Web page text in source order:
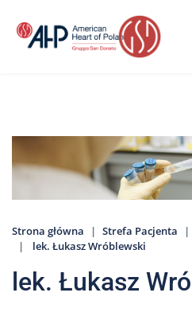
treści
Strefa
Pacjenta
O
nas
Marki
AHP
Strona główna Strefa Pacjenta
lek. Łukasz Wróblewski
lek. Łukasz